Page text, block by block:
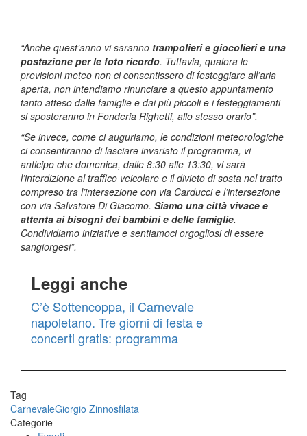
“Anche quest’anno vi saranno trampolieri e giocolieri e una
postazione per le foto ricordo. Tuttavia, qualora le
previsioni meteo non ci consentissero di festeggiare all’aria
aperta, non intendiamo rinunciare a questo appuntamento
tanto atteso dalle famiglie e dai più piccoli e i festeggiamenti
si sposteranno in Fonderia Righetti, allo stesso orario”.
“Se invece, come ci auguriamo, le condizioni meteorologiche
ci consentiranno di lasciare invariato il programma, vi
anticipo che domenica, dalle 8:30 alle 13:30, vi sarà
l’interdizione al traffico veicolare e il divieto di sosta nel tratto
compreso tra l’intersezione con via Carducci e l’intersezione
con via Salvatore Di Giacomo. Siamo una città vivace e
attenta ai bisogni dei bambini e delle famiglie.
Condividiamo iniziative e sentiamoci orgogliosi di essere
sangiorgesi”.
Leggi anche
C’è Sottencoppa, il Carnevale
napoletano. Tre giorni di festa e
concerti gratis: programma
Tag
CarnevaleGiorgio Zinnosfilata
Categorie